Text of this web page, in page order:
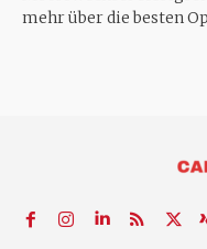
mehr über die besten